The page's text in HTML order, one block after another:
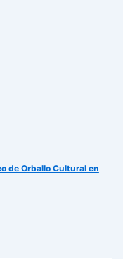
de Orballo Cultural en